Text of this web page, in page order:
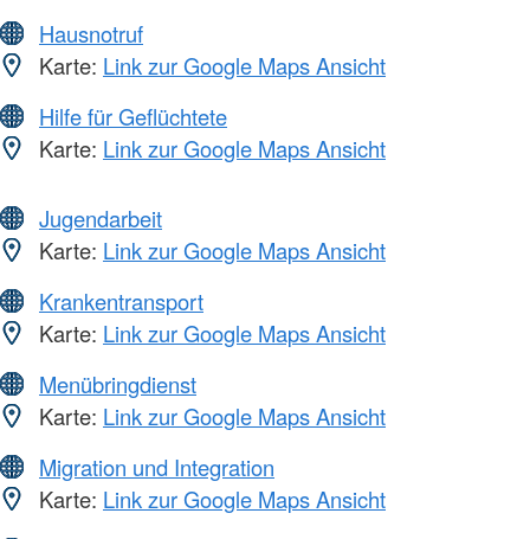
Hausnotruf
Karte: Link zur Google Maps Ansicht
Hilfe für Geflüchtete
Karte: Link zur Google Maps Ansicht
Jugendarbeit
Karte: Link zur Google Maps Ansicht
Krankentransport
Karte: Link zur Google Maps Ansicht
Menübringdienst
Karte: Link zur Google Maps Ansicht
Migration und Integration
Karte: Link zur Google Maps Ansicht